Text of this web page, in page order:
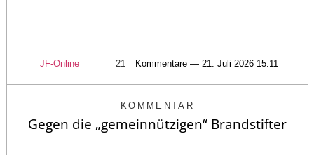
JF-Online 21 Kommentare — 21. Juli 2026 15:11
KOMMENTAR
Gegen die „gemeinnützigen“ Brandstifter